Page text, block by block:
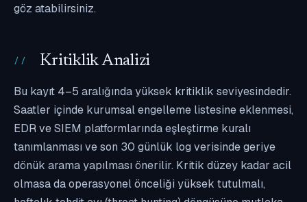
göz atabilirsiniz.
Kritiklik Analizi
Bu kayıt 4–5 aralığında yüksek kritiklik seviyesindedir.
Saatler içinde kurumsal engelleme listesine eklenmesi,
EDR ve SIEM platformlarında eşleştirme kuralı
tanımlanması ve son 30 günlük log verisinde geriye
dönük arama yapılması önerilir. Kritik düzey kadar acil
olmasa da operasyonel önceliği yüksek tutulmalı,